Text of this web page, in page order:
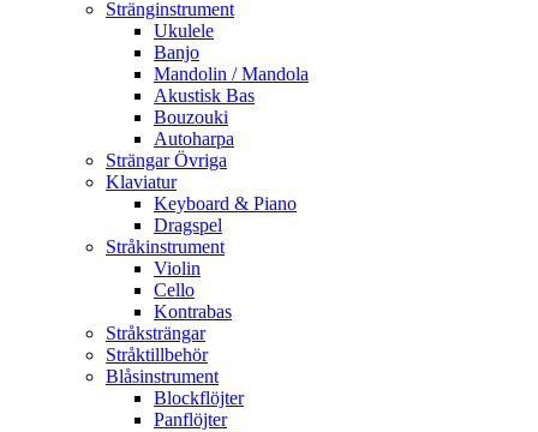
Stränginstrument
Ukulele
Banjo
Mandolin / Mandola
Akustisk Bas
Bouzouki
Autoharpa
Strängar Övriga
Klaviatur
Keyboard & Piano
Dragspel
Stråkinstrument
Violin
Cello
Kontrabas
Stråksträngar
Stråktillbehör
Blåsinstrument
Blockflöjter
Panflöjter